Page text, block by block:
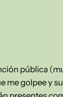
pública
me golpee y